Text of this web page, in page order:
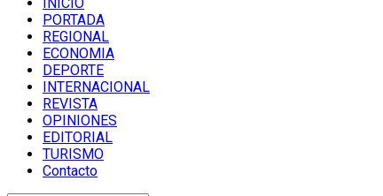
PORTADA
REGIONAL
ECONOMIA
DEPORTE
INTERNACIONAL
REVISTA
OPINIONES
EDITORIAL
TURISMO
Contacto